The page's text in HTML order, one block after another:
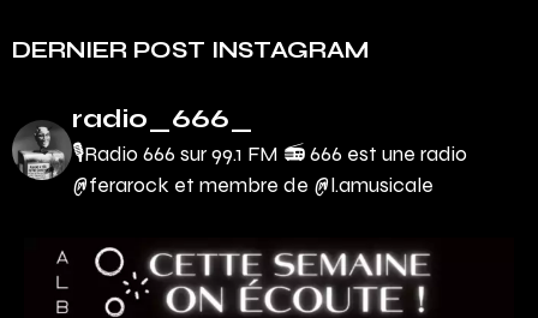
DERNIER POST INSTAGRAM
radio_666_
🎙Radio 666 sur 99.1 FM 📻666 est une radio
@ferarock et membre de @l.amusicale